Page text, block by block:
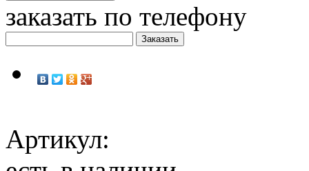
заказать по телефону
Артикул: